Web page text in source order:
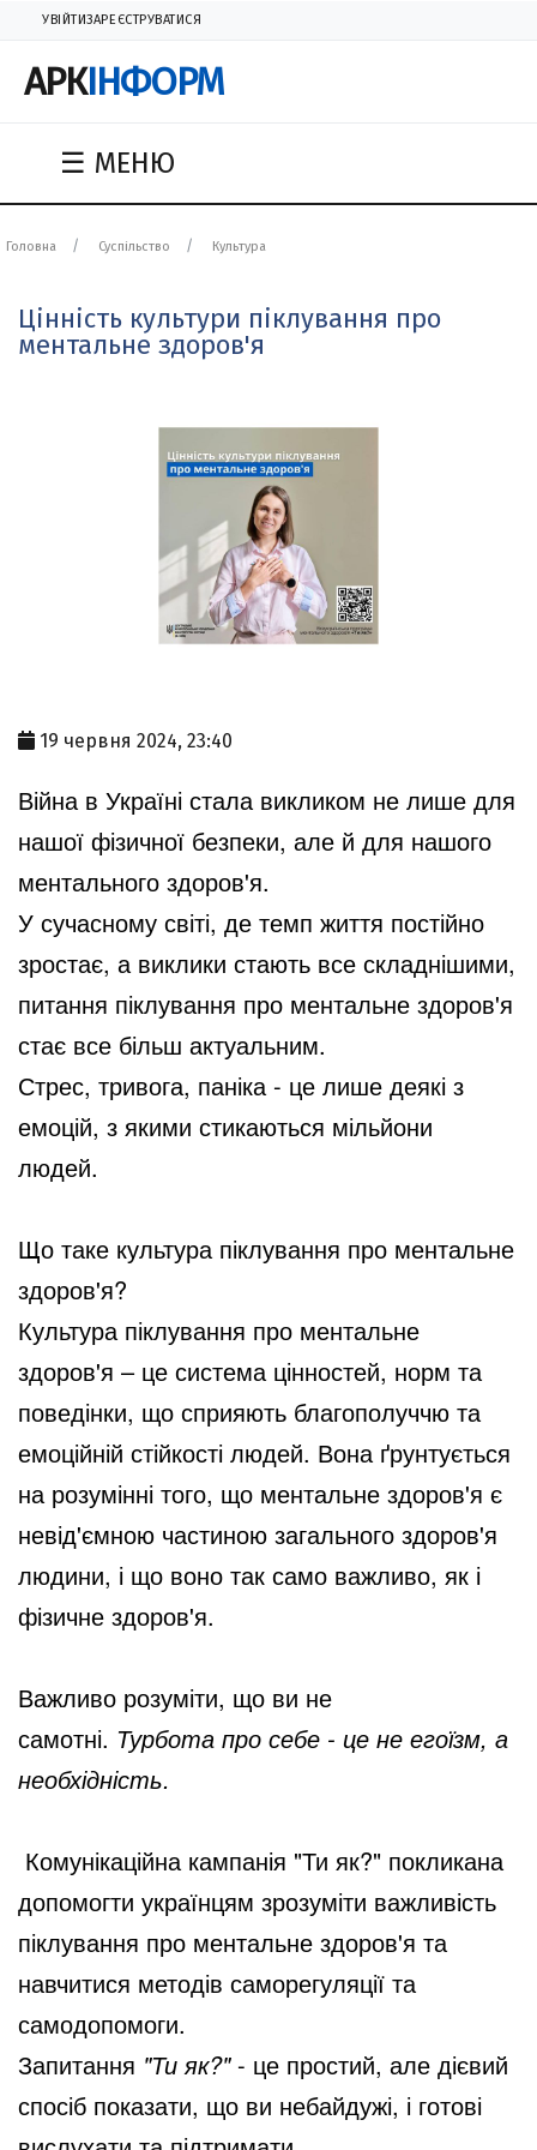
УВІЙТИЗАРЕЄСТРУВАТИСЯ
АРКІНФОРМ
☰ МЕНЮ
Головна Суспільство Культура
Цінність культури піклування про
ментальне здоров'я
19 червня 2024, 23:40
Війна в Україні стала викликом не лише для
нашої фізичної безпеки, але й для нашого
ментального здоров'я.
У сучасному світі, де темп життя постійно
зростає, а виклики стають все складнішими,
питання піклування про ментальне здоров'я
стає все більш актуальним.
Стрес, тривога, паніка - це лише деякі з
емоцій, з якими стикаються мільйони
людей.
Що таке культура піклування про ментальне
здоров'я?
Культура піклування про ментальне
здоров'я – це система цінностей, норм та
поведінки, що сприяють благополуччю та
емоційній стійкості людей. Вона ґрунтується
на розумінні того, що ментальне здоров'я є
невід'ємною частиною загального здоров'я
людини, і що воно так само важливо, як і
фізичне здоров'я.
Важливо розуміти, що ви не
самотні. Турбота про себе - це не егоїзм, а
необхідність.
Комунікаційна кампанія "Ти як?" покликана
допомогти українцям зрозуміти важливість
піклування про ментальне здоров'я та
навчитися методів саморегуляції та
самодопомоги.
Запитання "Ти як?"- це простий, але дієвий
спосіб показати, що ви небайдужі, і готові